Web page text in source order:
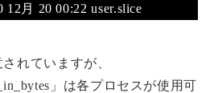
月 20 00:22 user.slice
れていますが、
」は各プロセスが使用可